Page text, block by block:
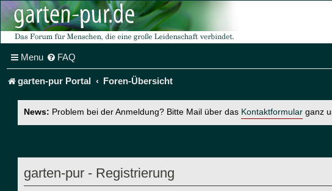
Menu FAQ
garten-pur Portal Foren-Übersicht
News: Problem bei der Anmeldung? Bitte Mail über das Kontaktformular ganz
garten-pur - Registrierung